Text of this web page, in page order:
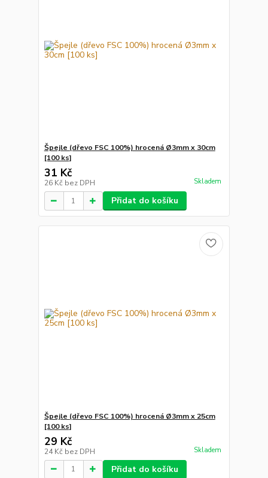
Špejle (dřevo FSC 100%) hrocená Ø3mm x 30cm
[100 ks]
31 Kč
26 Kč bez DPH Skladem
Přidat do košíku
Špejle (dřevo FSC 100%) hrocená Ø3mm x 25cm
[100 ks]
29 Kč
24 Kč bez DPH Skladem
Přidat do košíku